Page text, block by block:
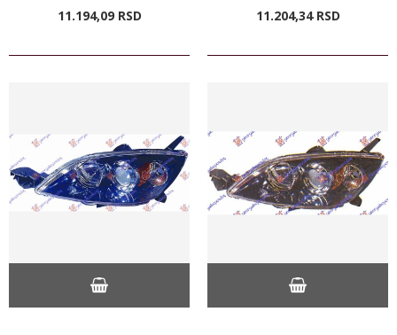
11.194,09 RSD 11.204,34 RSD